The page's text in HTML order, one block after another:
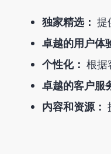
独家精选： 提
卓越的用户体
个性化： 根据
卓越的客户服
内容和资源：